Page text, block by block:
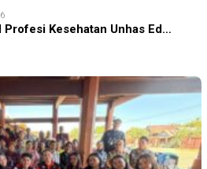
Profesi Kesehatan Unhas Ed…